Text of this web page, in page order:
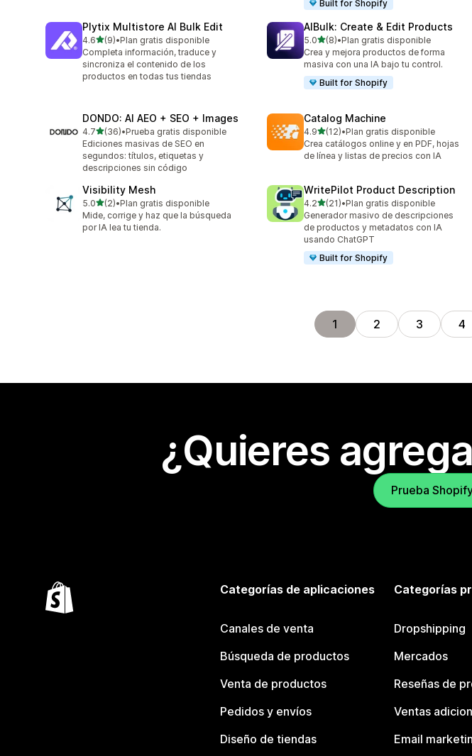
Built for Shopify
Plytix Multistore AI Bulk Edit
4.6de 5 estrellas
(9)
9 reseñas en total
•Plan gratis disponible
Completa información, traduce y
sincroniza el contenido de los
productos en todas tus tiendas
AIBulk: Create & Edit Products
5.0de 5 estrellas
(8)
8 reseñas en total
•Plan gratis disponible
Crea y mejora productos de forma
masiva con una IA bajo tu control.
Built for Shopify
DONDO: AI AEO + SEO + Images
4.7de 5 estrellas
(36)
36 reseñas en total
•Prueba gratis disponible
Ediciones masivas de SEO en
segundos: títulos, etiquetas y
descripciones sin código
Catalog Machine
4.9de 5 estrellas
(12)
12 reseñas en total
•Plan gratis disponible
Crea catálogos online y en PDF, hojas
de línea y listas de precios con IA
Visibility Mesh
5.0de 5 estrellas
(2)
2 reseñas en total
•Plan gratis disponible
Mide, corrige y haz que la búsqueda
por IA lea tu tienda.
WritePilot Product Description
4.2de 5 estrellas
(21)
21 reseñas en total
•Plan gratis disponible
Generador masivo de descripciones
de productos y metadatos con IA
usando ChatGPT
Built for Shopify
1 2 3 4
¿Quieres
Prueba
Categorías de aplicaciones
Canales de venta
Búsqueda de productos
Venta de productos
Pedidos y envíos
Diseño de tiendas
Categorías
Dropshipping
Mercados
Reseñas de
Ventas
Email